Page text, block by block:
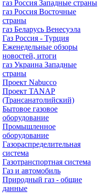
газ Россия Западные страны
газ Россия Восточные
страны
газ Беларусь Венесуэла
Газ Россия - Турция
Еженедельные обзоры
новостей, итоги
газ Украина Западные
страны
Проект Nabucco
Проект TANAP
(Трансанатолийский)
Бытовое газовое
оборудование
Промышленное
оборудование
Газораспределительная
система
Газотранспортная система
Газ и автомобиль
Природный газ - общие
данные